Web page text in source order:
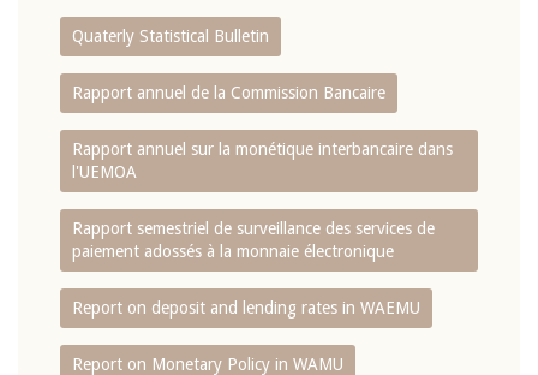
Quaterly Statistical Bulletin
Rapport annuel de la Commission Bancaire
Rapport annuel sur la monétique interbancaire dans
l'UEMOA
Rapport semestriel de surveillance des services de
paiement adossés à la monnaie électronique
Report on deposit and lending rates in WAEMU
Report on Monetary Policy in WAMU